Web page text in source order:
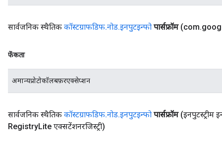
सार्वजनिक स्थैतिक कॉस्टग्राफडिफ.नोड.इनपुटइन्फो पार्सफ्रॉम (com.
फेंकता
अमान्यप्रोटोकॉलबफ़रएक्सेप्शन
सार्वजनिक स्थैतिक कॉस्टग्राफडिफ.नोड.इनपुटइन्फो पार्सफ्रॉम (इनपुटस्ट्रीम
RegistryLite एक्सटेंशनरजिस्ट्री)